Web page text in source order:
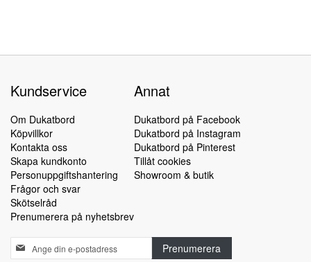
Kundservice
Om Dukatbord
Köpvillkor
Kontakta oss
Skapa kundkonto
Personuppgiftshantering
Frågor och svar
Skötselråd
Prenumerera på nyhetsbrev
Annat
Dukatbord på Facebook
Dukatbord på Instagram
Dukatbord på Pinterest
Tillåt cookies
Showroom & butik
Sign
Up
Prenumerera